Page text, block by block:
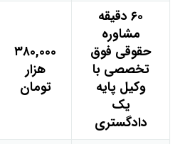
۶۰ دقیقه
مشاوره
حقوقی فوق
تخصصی با
وکیل پایه
یک
دادگستری
۳۸۰,۰۰۰
هزار
تومان